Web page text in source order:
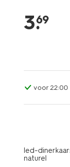
3.
69
voor 22:00
led-
naturel